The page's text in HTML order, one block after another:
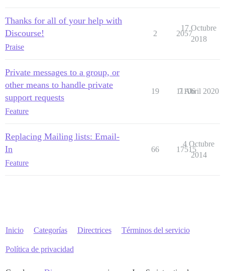
Thanks for all of your help with
Discourse!
Praise
2 2057
17 Octubre
2018
Private messages to a group, or
other means to handle private
support requests
Feature
19 11106
7 Abril 2020
Replacing Mailing lists: Email-
In
Feature
66 17515
4 Octubre
2014
Inicio Categorías Directrices Términos del servicio
Política de privacidad